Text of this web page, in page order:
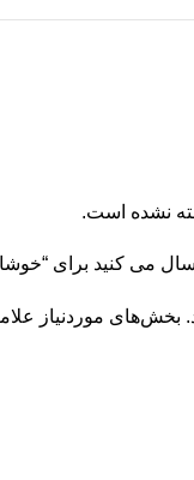
نشده است.
می کنید برای
بخش‌های موردنیاز